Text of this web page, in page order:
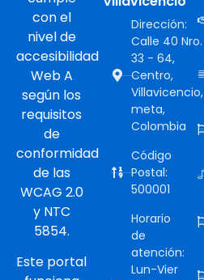
con el
nivel de
accesibilidad
Web A
según los
requisitos
de
conformidad
de las
WCAG 2.0
y NTC
5854.
Este portal
Dirección:
Calle 40 Nro.
33 - 64,
Centro,
Villavicencio,
meta,
Colombia
Código
Postal:
500001
Horario
de
atención:
Lun-Vier